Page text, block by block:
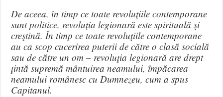
De aceea, în timp ce toate revoluţiile contemporane
sunt politice, revoluţia legionară este spirituală şi
creştină. În timp ce toate revoluţiile contemporane
au ca scop cucerirea puterii de către o clasă socială
sau de către un om – revoluţia legionară are drept
ţintă supremă mântuirea neamului, împăcarea
neamului românesc cu Dumnezeu, cum a spus
Capitanul.